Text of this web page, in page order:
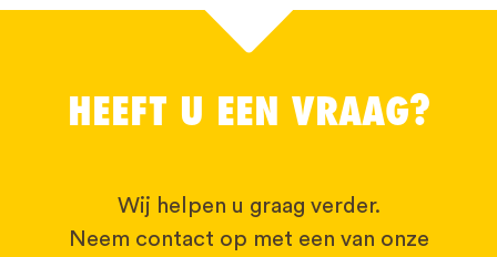
HEEFT U EEN VRAAG?
Wij helpen u graag verder.
Neem contact op met een van onze